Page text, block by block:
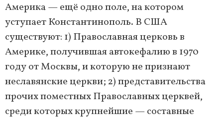
Америка — ещё одно поле, на котором
уступает Константинополь. В США
существуют: 1) Православная церковь в
Америке, получившая автокефалию в 1970
году от Москвы, и которую не признают
неславянские церкви; 2) представительства
прочих поместных Православных церквей,
среди которых крупнейшие — составные